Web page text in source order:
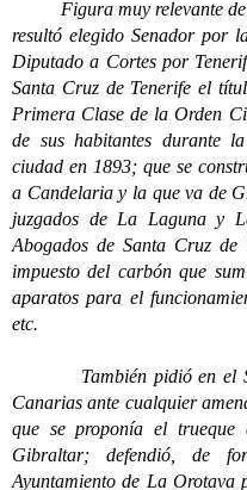
Figura muy relevante de
resultó elegido Senador por
Diputado a Cortes por
Santa Cruz de Tenerife el
Primera Clase de la Orden
de sus habitantes durante
ciudad en 1893; que se
a Candelaria y la que va de
juzgados de La Laguna y
Abogados de Santa Cruz
impuesto del carbón que
aparatos para el
etc.
También pidió en el
Canarias ante cualquier
que se proponía el
Gibraltar; defendió, de
Ayuntamiento de La Orotava